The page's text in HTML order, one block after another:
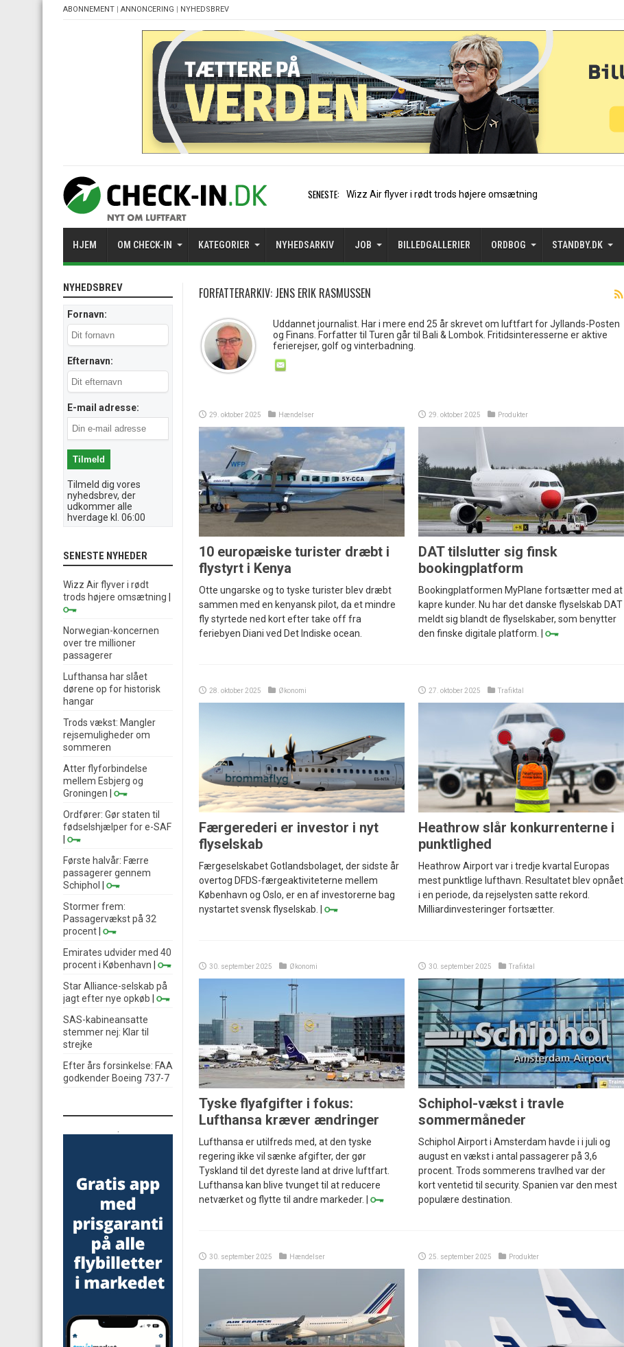
ABONNEMENT | ANNONCERING | NYHEDSBREV
SENESTE: Norwegian-koncernen over tre million
HJEM OM CHECK-IN KATEGORIER NYHEDSARKIV JOB BILLEDGALLERIER ORDBOG STANDBY.DK
FORFATTERARKIV: JENS ERIK RASMUSSEN
Uddannet journalist. Har i mere end 25 år skrevet om luftfart for Jyllands-Posten
og Finans. Forfatter til Turen går til Bali & Lombok. Fritidsinteresserne er aktive
ferierejser, golf og vinterbadning.
29. oktober 2025 Hændelser
10 europæiske turister dræbt i
flystyrt i Kenya
Otte ungarske og to tyske turister blev dræbt
sammen med en kenyansk pilot, da et mindre
fly styrtede ned kort efter take off fra
feriebyen Diani ved Det Indiske ocean.
29. oktober 2025 Produkter
DAT tilslutter sig finsk
bookingplatform
Bookingplatformen MyPlane fortsætter med at
kapre kunder. Nu har det danske flyselskab DAT
meldt sig blandt de flyselskaber, som benytter
den finske digitale platform. |
28. oktober 2025 Økonomi
Færgerederi er investor i nyt
flyselskab
Færgeselskabet Gotlandsbolaget, der sidste år
overtog DFDS-færgeaktiviteterne mellem
København og Oslo, er en af investorerne bag
nystartet svensk flyselskab. |
27. oktober 2025 Trafiktal
Heathrow slår konkurrenterne i
punktlighed
Heathrow Airport var i tredje kvartal Europas
mest punktlige lufthavn. Resultatet blev opnået
i en periode, da rejselysten satte rekord.
Milliardinvesteringer fortsætter.
30. september 2025 Økonomi
Tyske flyafgifter i fokus:
Lufthansa kræver ændringer
Lufthansa er utilfreds med, at den tyske
regering ikke vil sænke afgifter, der gør
Tyskland til det dyreste land at drive luftfart.
Lufthansa kan blive tvunget til at reducere
netværket og flytte til andre markeder. |
30. september 2025 Trafiktal
Schiphol-vækst i travle
sommermåneder
Schiphol Airport i Amsterdam havde i i juli og
august en vækst i antal passagerer på 3,6
procent. Trods sommerens travlhed var der
kort ventetid til security. Spanien var den mest
populære destination.
30. september 2025 Hændelser 25. september 2025 Produkter
NYHEDSBREV
Fornavn:
Efternavn:
E-mail adresse:
Tilmeld dig vores
nyhedsbrev, der
udkommer alle
hverdage kl. 06:00
SENESTE NYHEDER
Wizz Air flyver i rødt
trods højere omsætning
Norwegian-koncernen
over tre millioner
passagerer
Lufthansa har slået
dørene op for historisk
hangar
Trods vækst: Mangler
rejsemuligheder om
sommeren
Atter flyforbindelse
mellem Esbjerg og
Groningen
Ordfører: Gør staten til
fødselshjælper for e-SAF
Første halvår: Færre
passagerer gennem
Schiphol
Stormer frem:
Passagervækst på 32
procent
Emirates udvider med 40
procent i København
Star Alliance-selskab på
jagt efter nye opkøb
SAS-kabineansatte
stemmer nej: Klar til
strejke
Efter års forsinkelse: FAA
godkender Boeing 737-7